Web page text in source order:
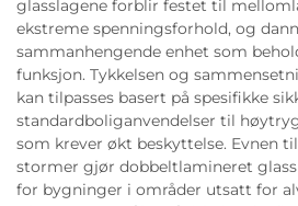
glasslagene forblir festet til
ekstreme spenningsforhold, og
sammanhengende enhet som
funksjon. Tykkelsen og
kan tilpasses basert på spesifikke
standardboliganvendelser til
som krever økt beskyttelse. Evnen
stormer gjør dobbeltlamineret
for bygninger i områder utsatt for